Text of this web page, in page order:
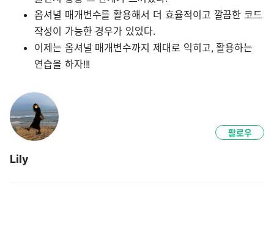
옵셔녈 매개변수를 활용해서 더 효율적이고 깔끔한 코드
작성이 가능한 경우가 있었다.
이제는 옵셔녈 매개변수까지 제대로 익히고, 활용하는
연습을 하자!!!
Lily
팔로우